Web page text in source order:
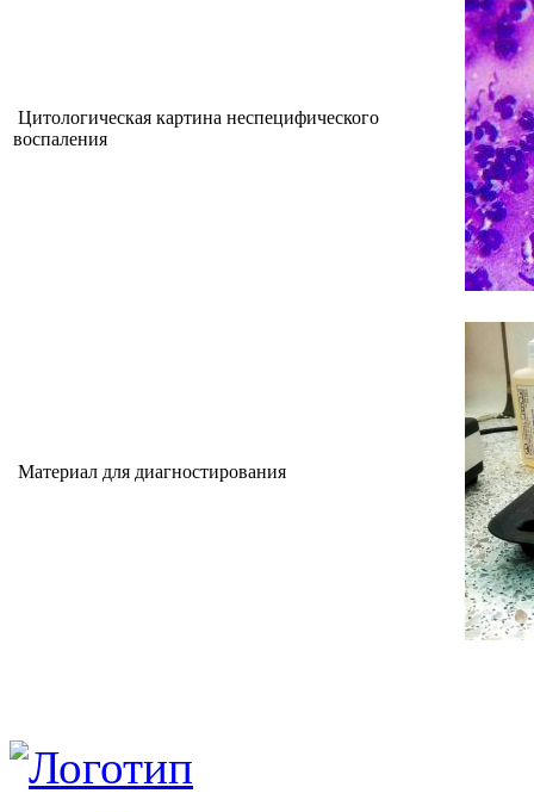
Цитологическая картина неспецифического
воспаления
Материал для диагностирования